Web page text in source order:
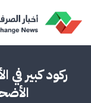
ركود كبير في